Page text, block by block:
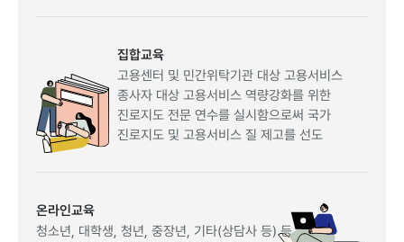
집합교육
고용센터및민간위탁기관대상고용서비스
종사자대상고용서비스역량강화를위한
진로지도전문연수를실시함으로써국가
진로지도및고용서비스질제고를선도
온라인교육
청소년,대학생,청년,중장년,기타(상담사등)등